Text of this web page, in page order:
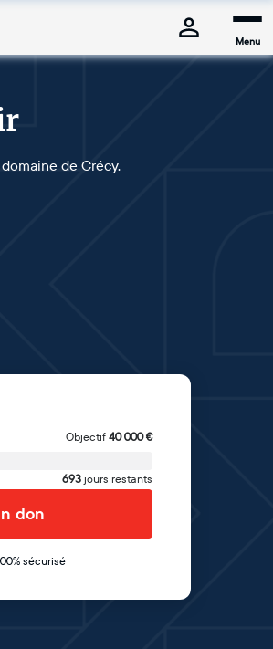
Menu
de Crécy.
Objectif 40 000€
693 jours restants
don
sécurisé